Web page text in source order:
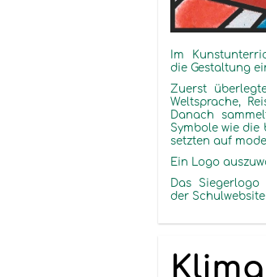
Im
die Gestaltung
Zuerst
Weltsprache,
Danach
Symbole wie die
setzten auf
Ein Logo
Das Siegerlogo
der